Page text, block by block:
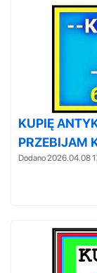
KUPIĘ
PRZEBIJAM
Dodano 2026.04.08